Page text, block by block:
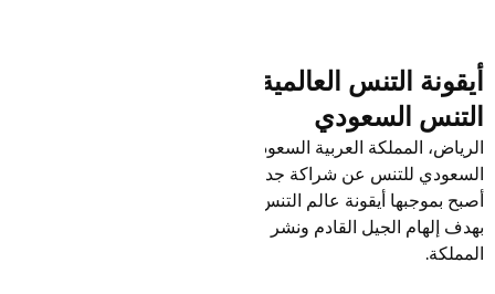
أيقونة التنس العالمية رافا نادال سفيراً لاتحاد
التنس السعودي
السعودي للتنس عن شراكة جديدة مع النجم الإسباني "رافا نادال"
أصبح بموجبها أيقونة عالم التنس والرياضة سفيرًا للاتحاد، وذلك
بهدف إلهام الجيل القادم ونشر رياضة التنس وتطوير الرياضة في
المملكة.